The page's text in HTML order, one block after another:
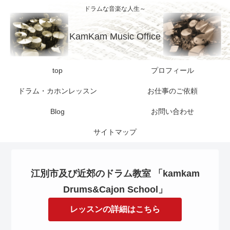
ドラムな音楽な人生～
KamKam Music Office
top プロフィール
ドラム・カホンレッスン お仕事のご依頼
Blog お問い合わせ
サイトマップ
江別市及び近郊のドラム教室 「kamkam
Drums&Cajon School」
レッスンの詳細はこちら